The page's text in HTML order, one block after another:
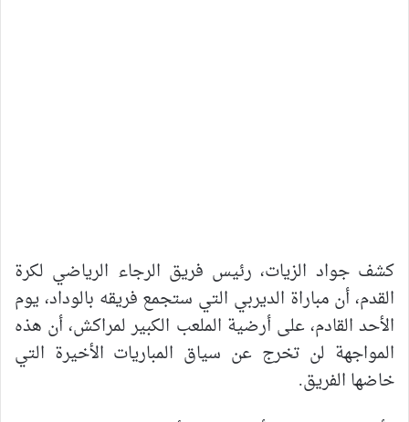
كشف جواد الزيات، رئيس فريق الرجاء الرياضي لكرة
القدم، أن مباراة الديربي التي ستجمع فريقه بالوداد، يوم
الأحد القادم، على أرضية الملعب الكبير لمراكش، أن هذه
المواجهة لن تخرج عن سياق المباريات الأخيرة التي
خاضها الفريق.